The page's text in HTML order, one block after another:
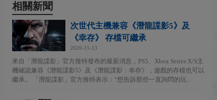
相關新聞
次世代主機兼容《潛龍諜影5》及
《幸存》 存檔可繼承
2020-11-13
來自「潛龍諜影」官方推特發布的最新消息，PS5、Xbox Series X/S主
機確認兼容《潛龍諜影5》及《潛龍諜影：幸存》，遊戲的存檔也可以
繼承。 「潛龍諜影」官方推特表示：“想告訴那些一直詢問的玩...